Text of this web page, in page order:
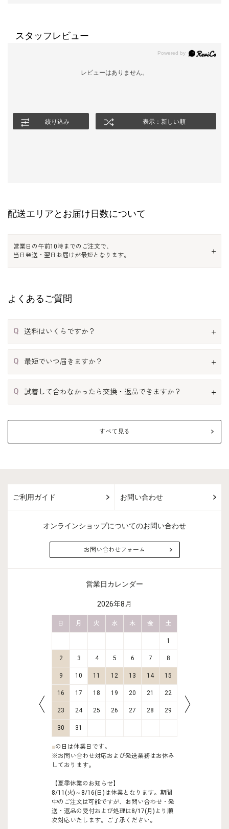
スタッフレビュー
レビューはありません。
絞り込み 表示：新しい順
配送エリアとお届け日数について
営業日の午前10時までのご注文で、
当日発送・翌日お届けが最短となります。
よくあるご質問
Q 送料はいくらですか？
Q 最短でいつ届きますか？
Q 試着して合わなかったら交換・返品できますか？
すべて見る
ご利用ガイド お問い合わせ
オンラインショップについてのお問い合わせ
お問い合わせフォーム
営業日カレンダー
2026年8月
日 月 火 水 木 金 土
1
2 3 4 5 6 7 8
9 10 11 12 13 14 15
16 17 18 19 20 21 22
23 24 25 26 27 28 29
30 31
■の日は休業日です。
※お問い合わせ対応および発送業務はお休み
しております。
【夏季休業のお知らせ】
8/11(火)～8/16(日)は休業となります。期間
中のご注文は可能ですが、お問い合わせ・発
送・返品の受付および処理は8/17(月)より順
次対応いたします。ご了承ください。